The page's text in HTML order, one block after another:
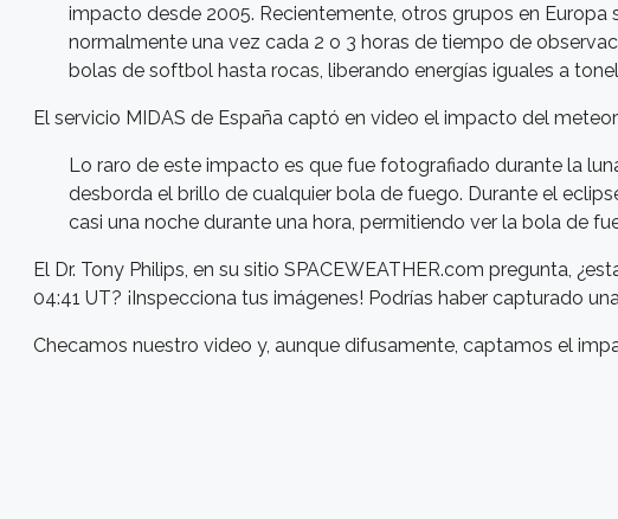
impacto desde 2005. Recientemente, otros grupos en Europa
normalmente una vez cada 2 o 3 horas de tiempo de
bolas de softbol hasta rocas, liberando energías iguales a
El servicio MIDAS de España captó en video el impacto del
Lo raro de este impacto es que fue fotografiado durante la
desborda el brillo de cualquier bola de fuego. Durante el
casi una noche durante una hora, permitiendo ver la bola de
El Dr. Tony Philips, en su sitio SPACEWEATHER.com pregunta,
04:41 UT? ¡Inspecciona tus imágenes! Podrías haber capturado
Checamos nuestro video y, aunque difusamente, captamos el